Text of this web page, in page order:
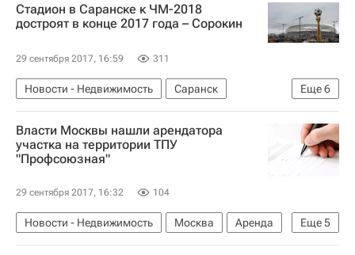
Стадион в Саранске к ЧМ-2018
достроят в конце 2017 года – Сорокин
29 сентября 2017, 16:59 311
Еще6
Новости - Недвижимость
Саранск
Строительство
Стадионы
ЧМ-2018 по футболу
Подготовка к ЧМ-2018
Инфраструктура
Власти Москвы нашли арендатора
участка на территории ТПУ
"Профсоюзная"
29 сентября 2017, 16:32 104
Еще5
Новости - Недвижимость Москва
Аренда
Земельные участки
ТПУ
Строительство